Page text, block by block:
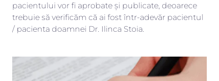
pacientului vor fi aprobate și publicate, deoarece
trebuie să verificăm că ai fost într-adevăr pacientul
/ pacienta doamnei Dr. Ilinca Stoia.